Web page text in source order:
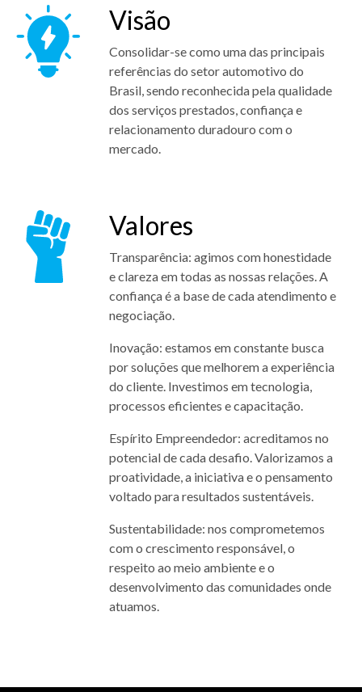
Visão
Consolidar-se como uma das principais
referências do setor automotivo do
Brasil, sendo reconhecida pela qualidade
dos serviços prestados, confiança e
relacionamento duradouro com o
mercado.
Valores
Transparência: agimos com honestidade
e clareza em todas as nossas relações. A
confiança é a base de cada atendimento e
negociação.
Inovação: estamos em constante busca
por soluções que melhorem a experiência
do cliente. Investimos em tecnologia,
processos eficientes e capacitação.
Espírito Empreendedor: acreditamos no
potencial de cada desafio. Valorizamos a
proatividade, a iniciativa e o pensamento
voltado para resultados sustentáveis.
Sustentabilidade: nos comprometemos
com o crescimento responsável, o
respeito ao meio ambiente e o
desenvolvimento das comunidades onde
atuamos.